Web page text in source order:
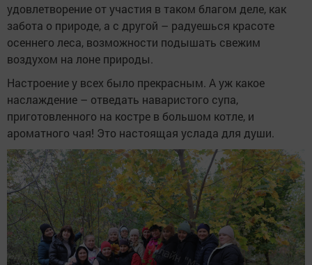
удовлетворение от участия в таком благом деле, как
забота о природе, а с другой – радуешься красоте
осеннего леса, возможности подышать свежим
воздухом на лоне природы.
Настроение у всех было прекрасным. А уж какое
наслаждение – отведать наваристого супа,
приготовленного на костре в большом котле, и
ароматного чая! Это настоящая услада для души.